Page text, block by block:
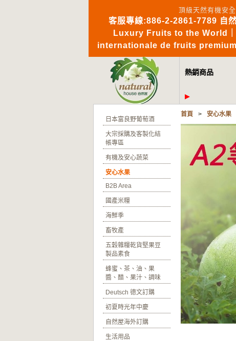
頂級天然有機安
客服專線:886-2-2861-7789 自
Luxury Fruits to the World｜
internationale de fruits premium
熱銷商品
日本富良野葡萄酒
大宗採購及客製化結
帳專區
有機及安心蔬菜
安心水果
B2B Area
國產米糧
海鮮季
畜牧產
五穀雜糧乾貨堅果豆
製品素食
蜂蜜、茶、油、果
醬、醋、果汁、調味
Deutsch 德文訂購
初夏時光年中慶
自然屋海外訂購
生活用品
首頁 > 安心水果